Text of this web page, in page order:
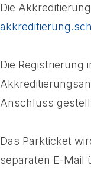
Die
Die Registrierung
Anschluss
Das Parkticket
separaten E-Mail